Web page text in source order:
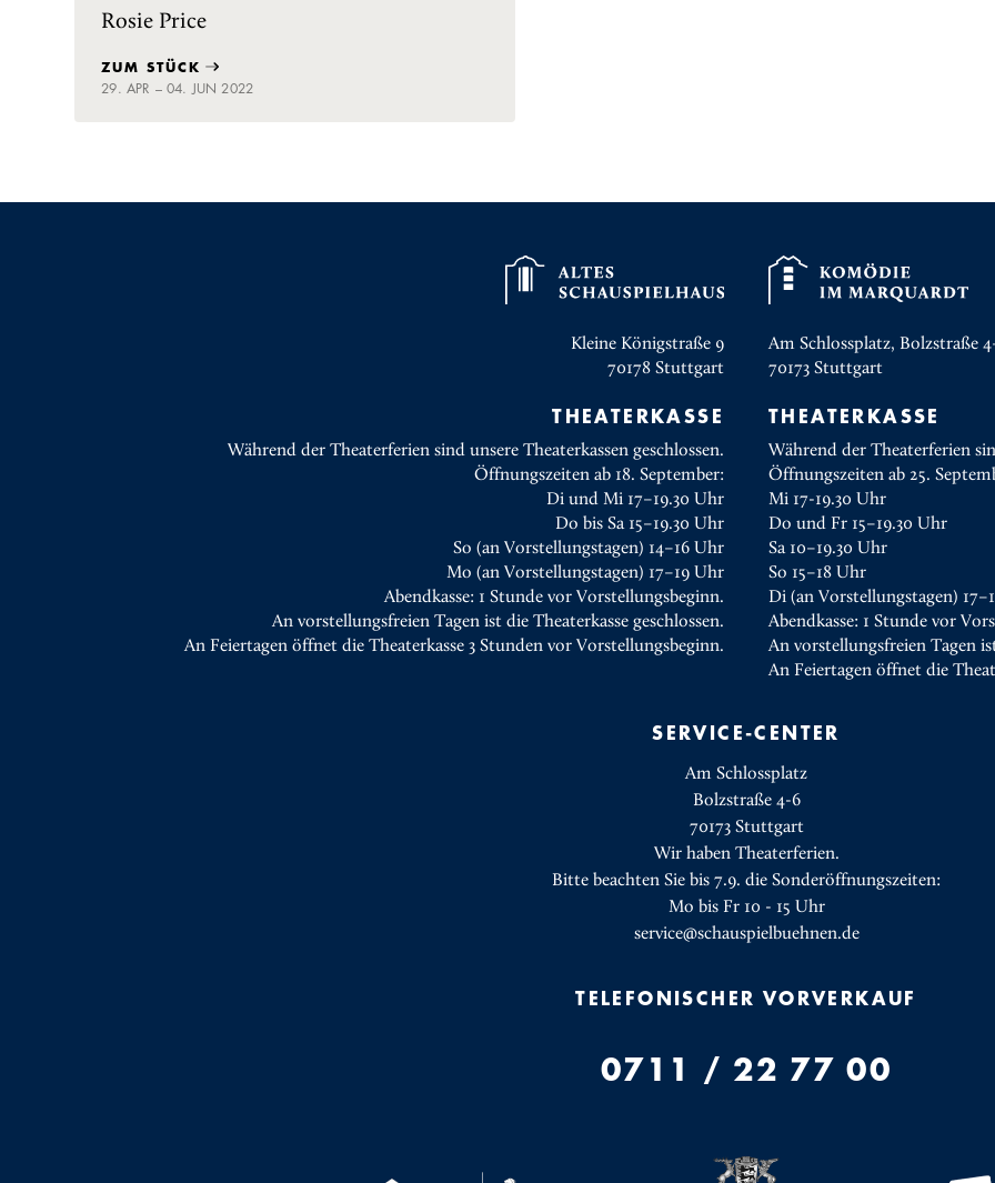
Rosie Price
ZUM STÜCK
29. APR – 04. JUN 2022
Kleine Königstraße 9
70178 Stuttgart
THEATERKASSE
Während der Theaterferien sind unsere Theaterkassen geschlossen.
Öffnungszeiten ab 18. September:
Di und Mi 17–19.30 Uhr
Do bis Sa 15–19.30 Uhr
So (an Vorstellungstagen) 14–16 Uhr
Mo (an Vorstellungstagen) 17–19 Uhr
Abendkasse: 1 Stunde vor Vorstellungsbeginn.
An vorstellungsfreien Tagen ist die Theaterkasse geschlossen.
An Feiertagen öffnet die Theaterkasse 3 Stunden vor Vorstellungsbeginn.
Am Schlossplatz, Bolzstraße
70173 Stuttgart
THEATERKASSE
Während der Theaterferien
Öffnungszeiten ab 25.
Mi 17-19.30 Uhr
Do und Fr 15–19.30 Uhr
Sa 10–19.30 Uhr
So 15–18 Uhr
Di (an Vorstellungstagen)
Abendkasse: 1 Stunde vor
An vorstellungsfreien Tagen
An Feiertagen öffnet die
SERVICE-CENTER
Am Schlossplatz
Bolzstraße 4-6
70173 Stuttgart
Wir haben Theaterferien.
Bitte beachten Sie bis 7.9. die Sonderöffnungszeiten:
Mo bis Fr 10 - 15 Uhr
service@schauspielbuehnen.de
TELEFONISCHER VORVERKAUF
0711 / 22 77 00